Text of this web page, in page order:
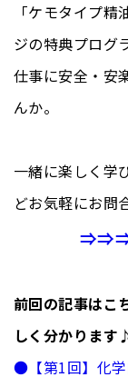
「ケモタイプ
ジの特典プログ
仕事に安全・安
んか。
一緒に楽しく学
どお気軽にお問
⇒⇒⇒
前回の記事は
しく分かります♪
● 【第1回】化